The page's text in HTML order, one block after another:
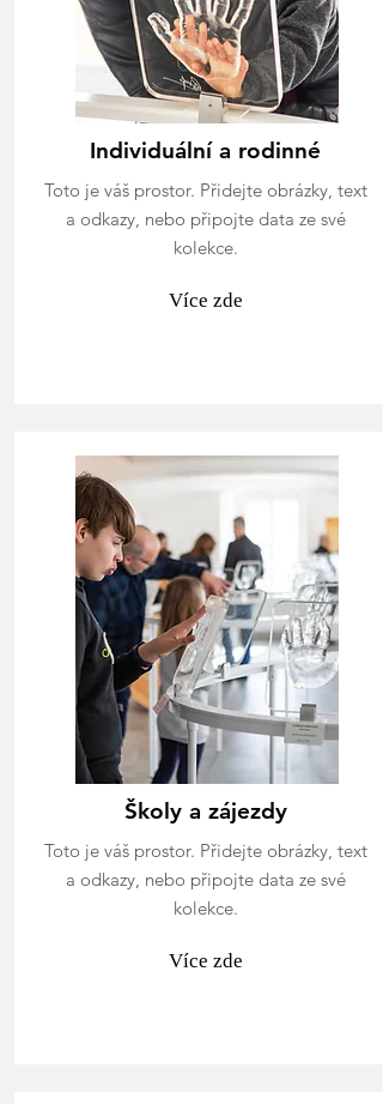
Individuální a rodinné
Toto je váš prostor. Přidejte obrázky, text
a odkazy, nebo připojte data ze své
kolekce.
Více zde
Školy a zájezdy
Toto je váš prostor. Přidejte obrázky, text
a odkazy, nebo připojte data ze své
kolekce.
Více zde